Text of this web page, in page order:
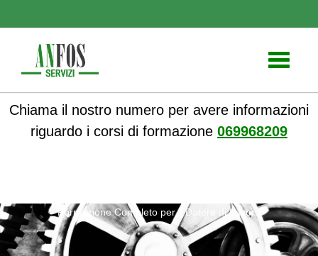
Toggle
Chiama il nostro numero per avere informazioni
riguardo i corsi di formazione 069968209
Formazione Completo per il Datore di Lavoro